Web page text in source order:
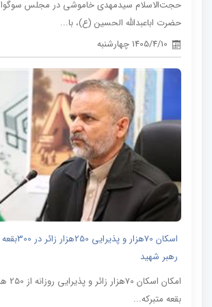
حجت‌الاسلام سیدمهدی خاموشی در مجلس
حضرت اباعبدالله الحسین (ع)، با...
1405/4/10 چهارشنبه
اسکان
رهبر شهید
بقعه متبرکه...